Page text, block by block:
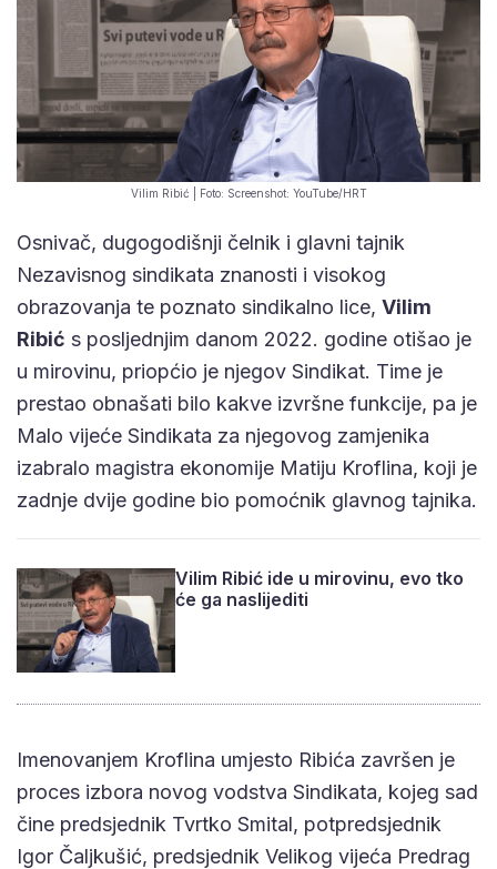
Vilim Ribić | Foto: Screenshot: YouTube/HRT
Osnivač, dugogodišnji čelnik i glavni tajnik
Nezavisnog sindikata znanosti i visokog
obrazovanja te poznato sindikalno lice, Vilim
Ribić s posljednjim danom 2022. godine otišao je
u mirovinu, priopćio je njegov Sindikat. Time je
prestao obnašati bilo kakve izvršne funkcije, pa je
Malo vijeće Sindikata za njegovog zamjenika
izabralo magistra ekonomije Matiju Kroflina, koji je
zadnje dvije godine bio pomoćnik glavnog tajnika.
Vilim Ribić ide u mirovinu, evo tko
će ga naslijediti
Imenovanjem Kroflina umjesto Ribića završen je
proces izbora novog vodstva Sindikata, kojeg sad
čine predsjednik Tvrtko Smital, potpredsjednik
Igor Čaljkušić, predsjednik Velikog vijeća Predrag